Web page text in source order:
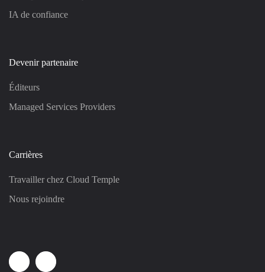
IA de confiance
Devenir partenaire
Éditeurs
Managed Services Providers
Carrières
Travailler chez Cloud Temple
Nous rejoindre
LinkedinYoutube